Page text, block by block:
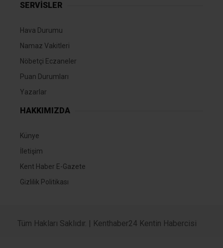
SERVİSLER
Hava Durumu
Namaz Vakitleri
Nöbetçi Eczaneler
Puan Durumları
Yazarlar
HAKKIMIZDA
Künye
İletişim
Kent Haber E-Gazete
Gizlilik Politikası
Tüm Hakları Saklıdır. | Kenthaber24 Kentin Habercisi